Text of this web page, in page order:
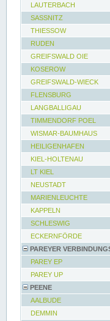
LAUTERBACH
SASSNITZ
THIESSOW
RUDEN
GREIFSWALD OIE
KOSEROW
GREIFSWALD-WIECK
FLENSBURG
LANGBALLIGAU
TIMMENDORF POEL
WISMAR-BAUMHAUS
HEILIGENHAFEN
KIEL-HOLTENAU
LT KIEL
NEUSTADT
MARIENLEUCHTE
KAPPELN
SCHLESWIG
ECKERNFÖRDE
PAREYER
PAREY EP
PAREY UP
PEENE
AALBUDE
DEMMIN